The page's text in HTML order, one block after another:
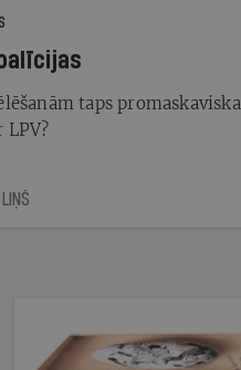
taps promaskaviska
LPV?